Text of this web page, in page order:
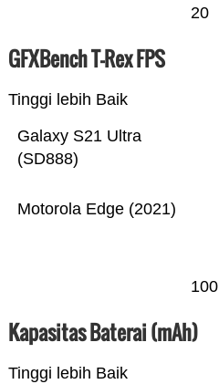
20
GFXBench T-Rex FPS
Tinggi lebih Baik
Motorola Edge (2021)
Galaxy S21 Ultra
(SD888)
100
Kapasitas Baterai (mAh)
Tinggi lebih Baik